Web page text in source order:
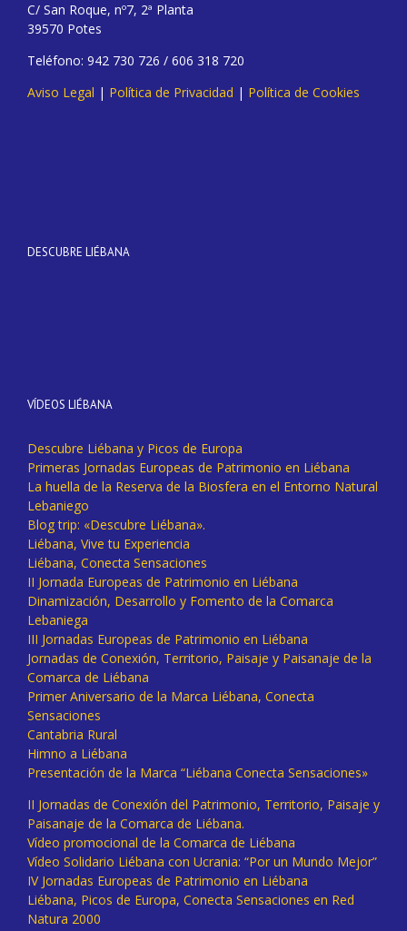
C/ San Roque, nº7, 2ª Planta
39570 Potes
Teléfono: 942 730 726 / 606 318 720
Aviso Legal | Política de Privacidad | Política de Cookies
DESCUBRE LIÉBANA
VÍDEOS LIÉBANA
Descubre Liébana y Picos de Europa
Primeras Jornadas Europeas de Patrimonio en Liébana
La huella de la Reserva de la Biosfera en el Entorno Natural
Lebaniego
Blog trip: «Descubre Liébana».
Liébana, Vive tu Experiencia
Liébana, Conecta Sensaciones
II Jornada Europeas de Patrimonio en Liébana
Dinamización, Desarrollo y Fomento de la Comarca
Lebaniega
III Jornadas Europeas de Patrimonio en Liébana
Jornadas de Conexión, Territorio, Paisaje y Paisanaje de la
Comarca de Liébana
Primer Aniversario de la Marca Liébana, Conecta
Sensaciones
Cantabria Rural
Himno a Liébana
Presentación de la Marca “Liébana Conecta Sensaciones»
II Jornadas de Conexión del Patrimonio, Territorio, Paisaje y
Paisanaje de la Comarca de Liébana.
Vídeo promocional de la Comarca de Liébana
Vídeo Solidario Liébana con Ucrania: “Por un Mundo Mejor”
IV Jornadas Europeas de Patrimonio en Liébana
Liébana, Picos de Europa, Conecta Sensaciones en Red
Natura 2000